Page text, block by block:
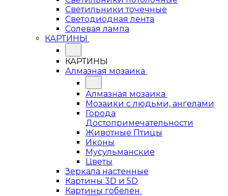
Светильники точечные
Светодиодная лента
Солевая лампа
КАРТИНЫ
КАРТИНЫ
Алмазная мозаика
Алмазная мозаика
Мозаики с людьми, ангелами
Города
Достопримечательности
Животные Птицы
Иконы
Мусульманские
Цветы
Зеркала настенные
Картины 3D и 5D
Картины гобелен